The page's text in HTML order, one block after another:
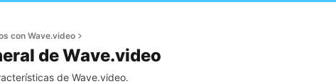
con Wave.video
de Wave.video
de Wave.video.